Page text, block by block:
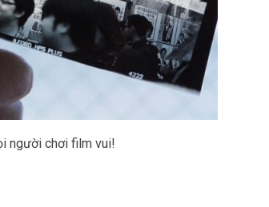
người chơi film vui!